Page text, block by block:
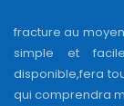
fracture au
simple et
disponible,fera
qui comprendra